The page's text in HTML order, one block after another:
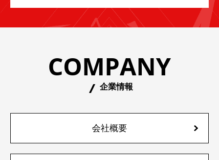
COMPANY
企業情報
会社概要